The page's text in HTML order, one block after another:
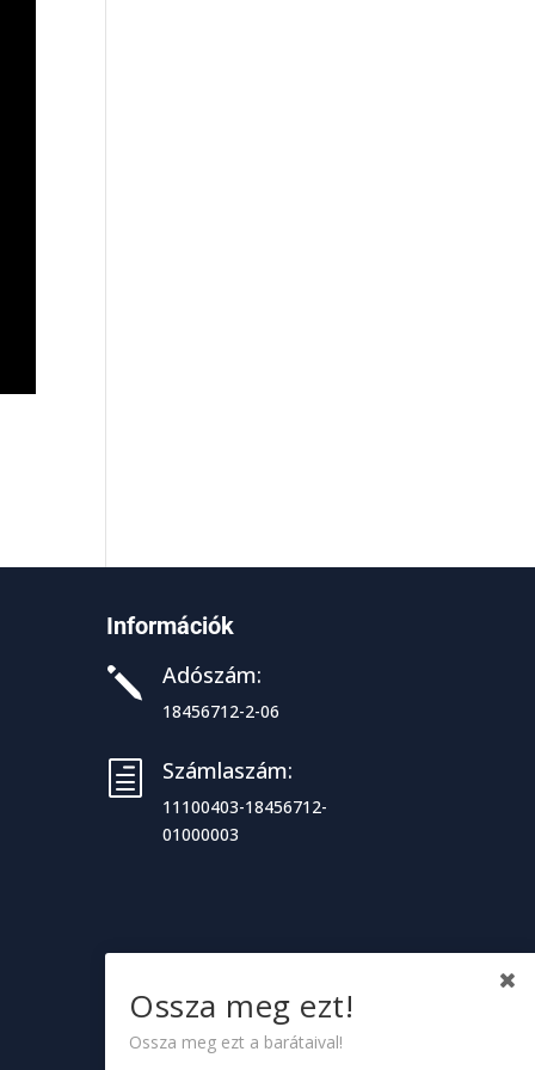
Információk
j Adószám:
18456712-2-06
h Számlaszám:
11100403-18456712-
01000003
Ossza meg ezt!
Ossza meg ezt a barátaival!